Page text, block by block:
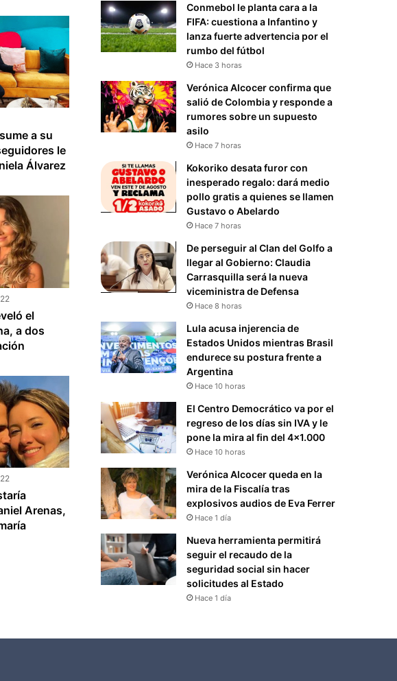
a su
le
Álvarez
el
a dos
Arenas,
Conmebol le planta cara a la
FIFA: cuestiona a Infantino y
lanza fuerte advertencia por el
rumbo del fútbol
Hace 3 horas
Verónica Alcocer confirma que
salió de Colombia y responde a
rumores sobre un supuesto
asilo
Hace 7 horas
Kokoriko desata furor con
inesperado regalo: dará medio
pollo gratis a quienes se llamen
Gustavo o Abelardo
Hace 7 horas
De perseguir al Clan del Golfo a
llegar al Gobierno: Claudia
Carrasquilla será la nueva
viceministra de Defensa
Hace 8 horas
Lula acusa injerencia de
Estados Unidos mientras Brasil
endurece su postura frente a
Argentina
Hace 10 horas
El Centro Democrático va por el
regreso de los días sin IVA y le
pone la mira al fin del 4×1.000
Hace 10 horas
Verónica Alcocer queda en la
mira de la Fiscalía tras
explosivos audios de Eva Ferrer
Hace 1 día
Nueva herramienta permitirá
seguir el recaudo de la
seguridad social sin hacer
solicitudes al Estado
Hace 1 día